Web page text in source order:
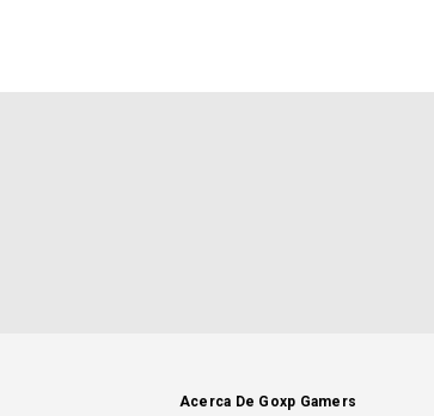
Acerca De Goxp Gamers